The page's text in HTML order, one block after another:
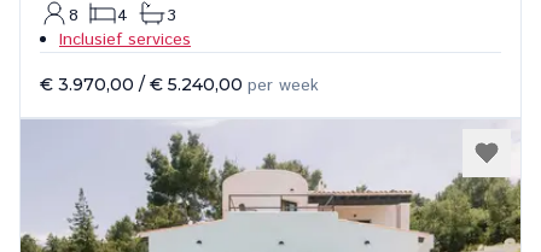
8
4
3
Inclusief services
€ 3.970,00 / € 5.240,00 per week